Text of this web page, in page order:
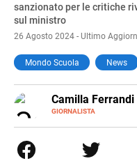
sanzionato per le critiche
sul ministro
26 Agosto 2024 - Ultimo
Mondo Scuola News
Camilla Ferrandi
GIORNALISTA
E-
MAIL
LINKEDIN
di trasformare la